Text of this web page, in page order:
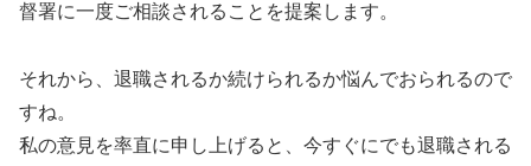
督署に一度ご相談されることを提案します。
それから、退職されるか続けられるか悩んでおられるので
すね。
私の意見を率直に申し上げると、今すぐにでも退職される